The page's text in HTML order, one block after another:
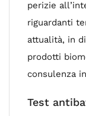
perizie
riguardanti
attualità, in
prodotti
consulenza
Test